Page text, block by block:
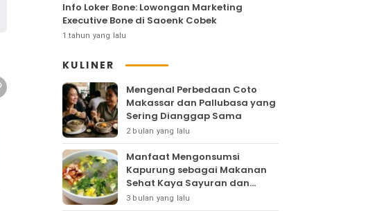
Info Loker Bone: Lowongan Marketing
Executive Bone di Saoenk Cobek
1 tahun yang lalu
KULINER
Mengenal Perbedaan Coto
Makassar dan Pallubasa yang
Sering Dianggap Sama
2 bulan yang lalu
Manfaat Mengonsumsi
Kapurung sebagai Makanan
Sehat Kaya Sayuran dan
Protein
3 bulan yang lalu